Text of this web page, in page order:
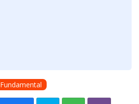
Fundamental